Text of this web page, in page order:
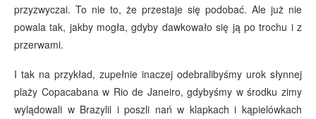
przyzwyczai. To nie to, że przestaje się podobać. Ale już nie
powala tak, jakby mogła, gdyby dawkowało się ją po trochu i z
przerwami.
I tak na przykład, zupełnie inaczej odebralibyśmy urok słynnej
plaży Copacabana w Rio de Janeiro, gdybyśmy w środku zimy
wylądowali w Brazylii i poszli nań w klapkach i kąpielówkach